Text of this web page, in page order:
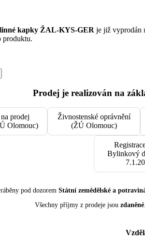
kapky ŽAL-KYS-GER je již vyprodán
produktu.
Prodej je realizován na
prodej
Olomouc)
Živnostenské oprávnění
(ŽÚ Olomouc)
Bylinkový
pod dozorem Státní zemědělské a
Všechny příjmy z prodeje jsou zdaněné